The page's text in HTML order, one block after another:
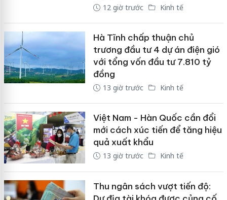
12 giờ trước Kinh tế
Hà Tĩnh chấp thuận chủ
trương đầu tư 4 dự án điện gió
với tổng vốn đầu tư 7.810 tỷ
đồng
13 giờ trước Kinh tế
Việt Nam - Hàn Quốc cần đổi
mới cách xúc tiến để tăng hiệu
quả xuất khẩu
13 giờ trước Kinh tế
Thu ngân sách vượt tiến độ: